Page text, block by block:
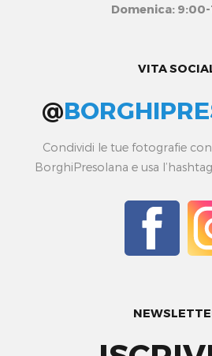
Domenica: 9:00-
VITA
@
Condividi le tue fotografie
BorghiPresolana e usa